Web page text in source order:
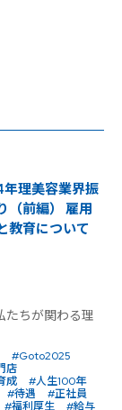
理美容業界振
（前編） 雇用
教育について
たちが関わる理
#Goto2025
店
成
#人生100年
#待遇
#正社員
#福利厚生 #給与